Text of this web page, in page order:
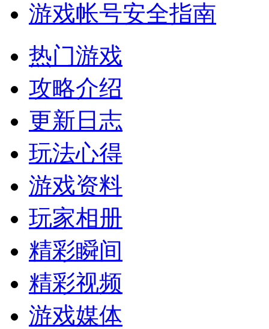
游戏帐号安全指南
热门游戏
攻略介绍
更新日志
玩法心得
游戏资料
玩家相册
精彩瞬间
精彩视频
游戏媒体